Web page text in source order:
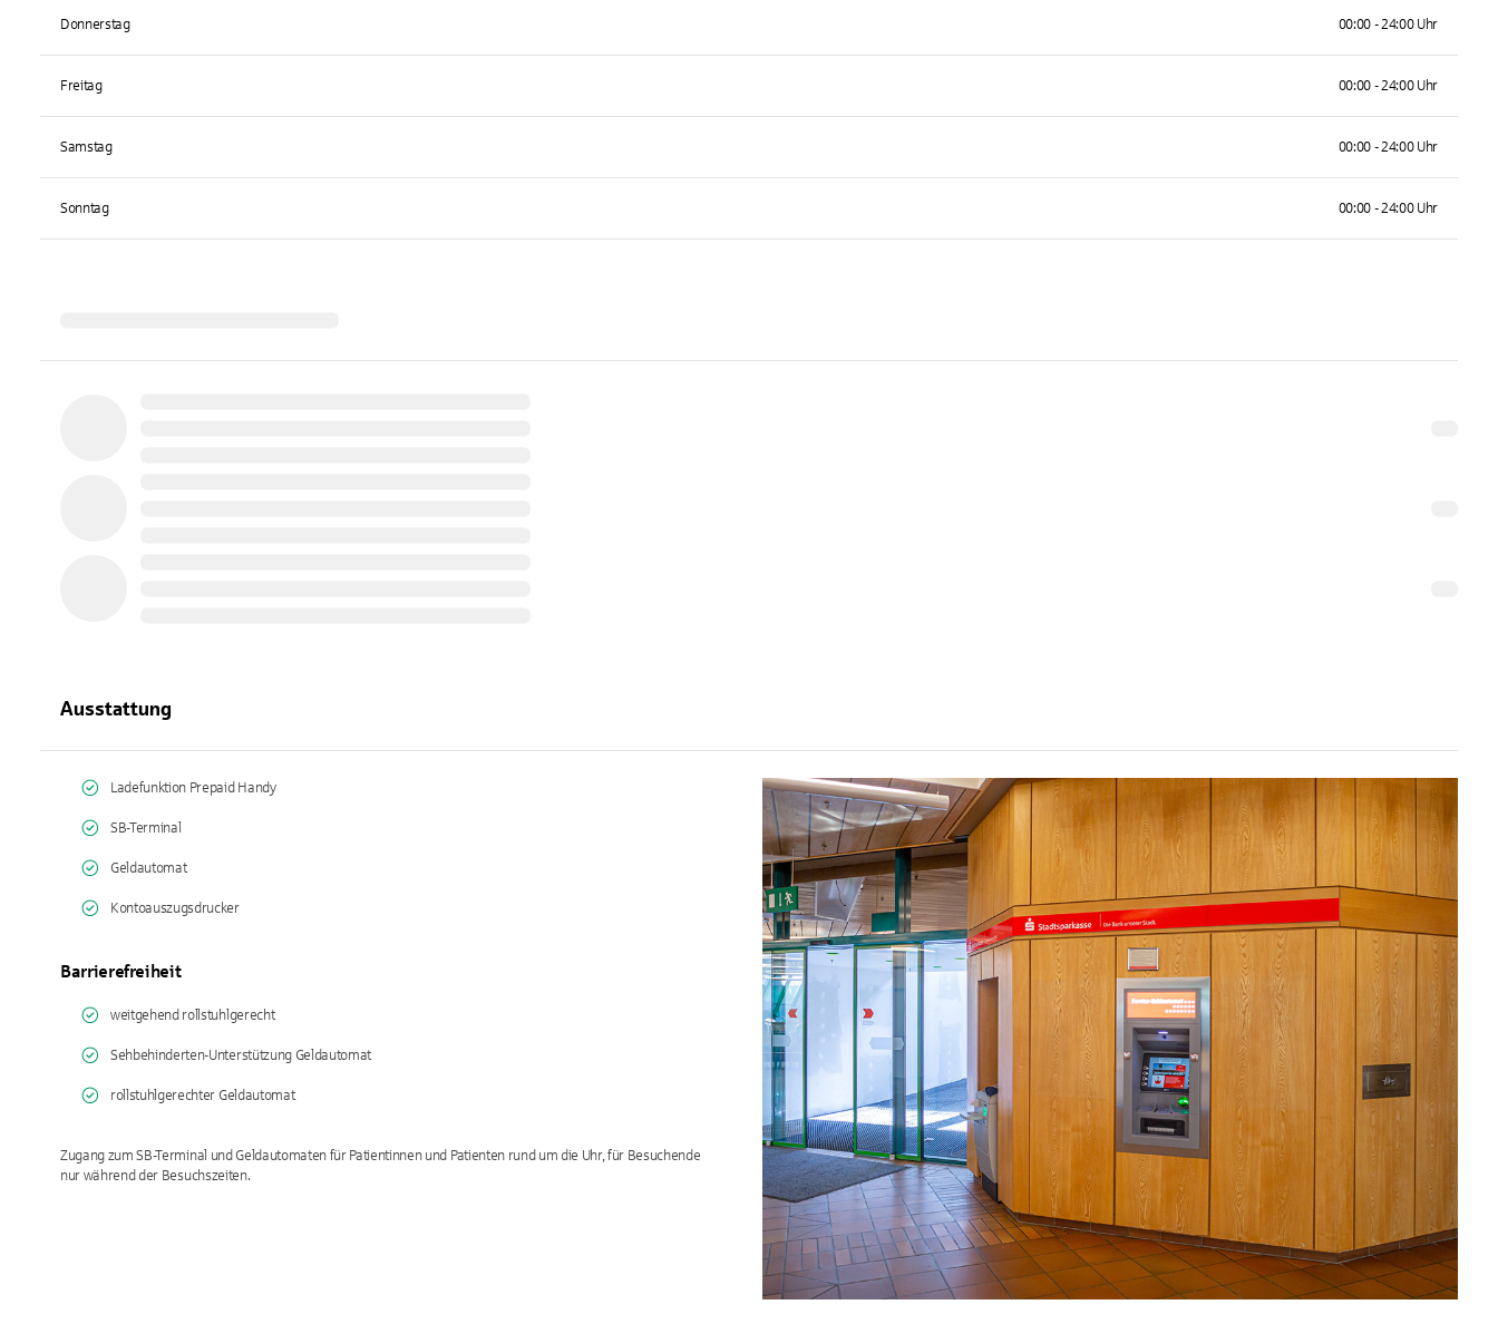
Donnerstag 00:00 - 24:00 Uhr
Freitag 00:00 - 24:00 Uhr
Samstag 00:00 - 24:00 Uhr
Sonntag 00:00 - 24:00 Uhr
Ausstattung
Ladefunktion Prepaid Handy
SB-Terminal
Geldautomat
Kontoauszugsdrucker
Barrierefreiheit
weitgehend rollstuhlgerecht
Sehbehinderten-Unterstützung Geldautomat
rollstuhlgerechter Geldautomat
Zugang zum SB-Terminal und Geldautomaten für Patientinnen und Patienten rund um die Uhr, für Besuchende
nur während der Besuchszeiten.